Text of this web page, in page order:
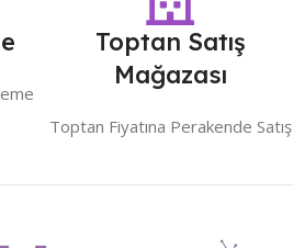
Toptan Satış
Mağazası
Toptan Fiyatına Perakende Satış